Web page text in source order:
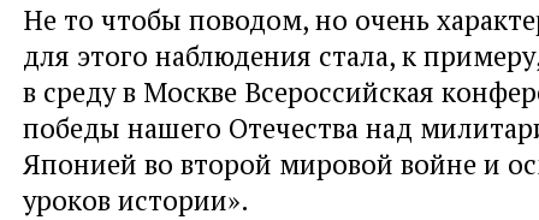
Не то чтобы поводом, но очень
для этого наблюдения стала, к
в среду в Москве Всероссийская
победы нашего Отечества над
Японией во второй мировой войне и
уроков истории».